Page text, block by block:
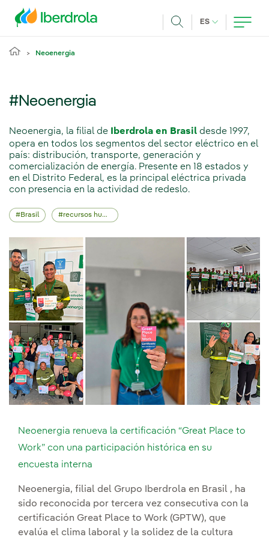
ES IDIOMA
Neoenergia
#Neoenergia
Neoenergia, la filial de Iberdrola en Brasil desde 1997,
opera en todos los segmentos del sector eléctrico en el
país: distribución, transporte, generación y
comercialización de energía. Presente en 18 estados y
en el Distrito Federal, es la principal eléctrica privada
con presencia en la actividad de redeslo.
Brasil recursos humanos
Neoenergia renueva la certificación “Great Place to
Work” con una participación histórica en su
encuesta interna
Neoenergia, filial del Grupo Iberdrola en Brasil , ha
sido reconocida por tercera vez consecutiva con la
certificación Great Place to Work (GPTW), que
evalúa el clima laboral y la solidez de la cultura